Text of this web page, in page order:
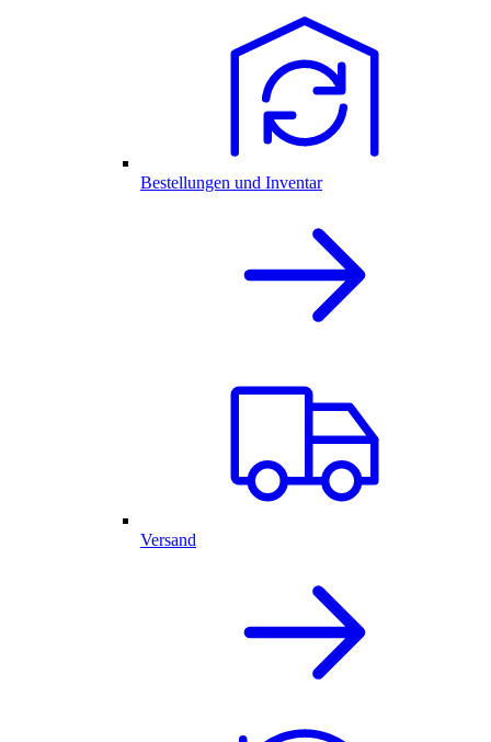
Bestellungen und Inventar
Versand